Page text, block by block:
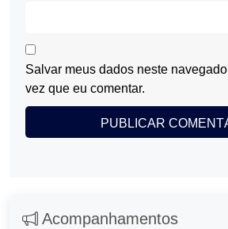
Salvar meus dados neste
vez que eu comentar.
Acompanhamentos